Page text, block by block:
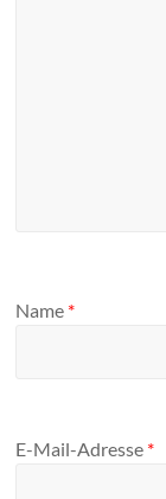
Name *
E-Mail-Adresse *